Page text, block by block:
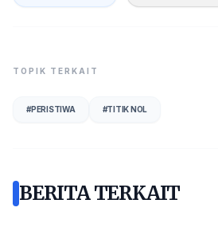
TOPIK TERKAIT
#PERISTIWA #TITIK NOL
BERITA TERKAIT